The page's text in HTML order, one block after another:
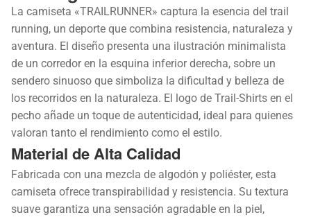
La camiseta «TRAILRUNNER» captura la esencia del trail
running, un deporte que combina resistencia, naturaleza y
aventura. El diseño presenta una ilustración minimalista
de un corredor en la esquina inferior derecha, sobre un
sendero sinuoso que simboliza la dificultad y belleza de
los recorridos en la naturaleza. El logo de Trail-Shirts en el
pecho añade un toque de autenticidad, ideal para quienes
valoran tanto el rendimiento como el estilo.
Material de Alta Calidad
Fabricada con una mezcla de algodón y poliéster, esta
camiseta ofrece transpirabilidad y resistencia. Su textura
suave garantiza una sensación agradable en la piel,